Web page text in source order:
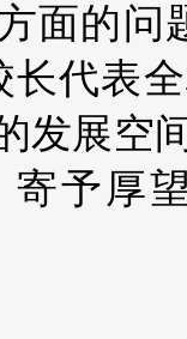
面的问
长代表
发展空
寄予厚